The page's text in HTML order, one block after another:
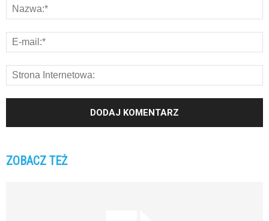
ZOBACZ TEŻ